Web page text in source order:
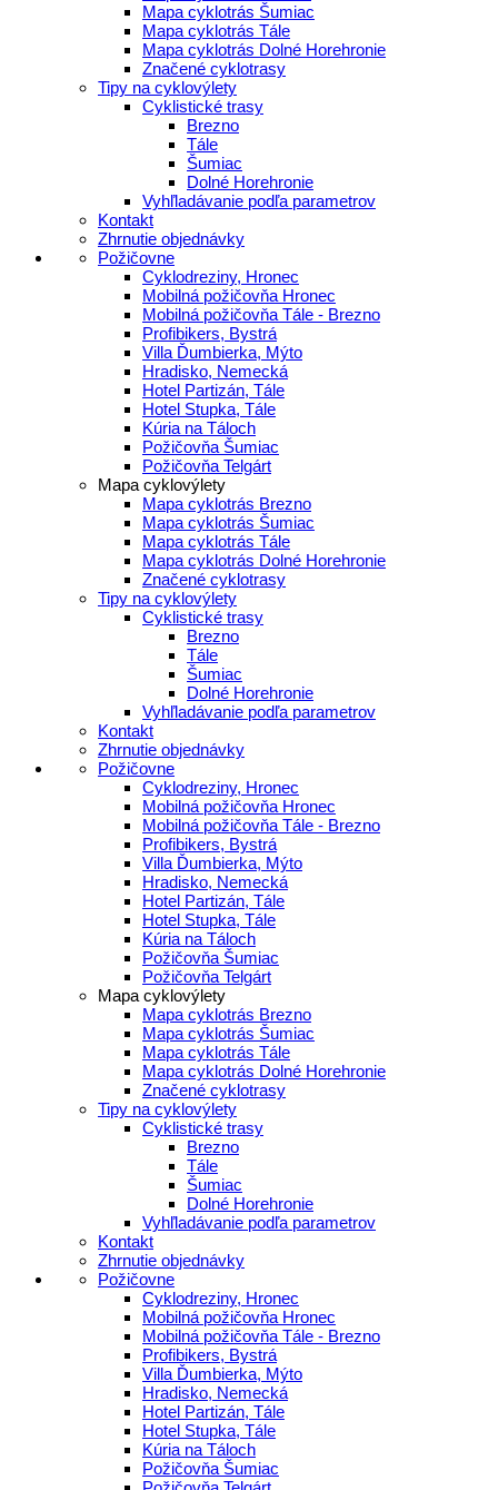
Mapa cyklotrás Šumiac
Mapa cyklotrás Tále
Mapa cyklotrás Dolné Horehronie
Značené cyklotrasy
Tipy na cyklovýlety
Cyklistické trasy
Brezno
Tále
Šumiac
Dolné Horehronie
Vyhľladávanie podľa parametrov
Kontakt
Zhrnutie objednávky
Požičovne
Cyklodreziny, Hronec
Mobilná požičovňa Hronec
Mobilná požičovňa Tále - Brezno
Profibikers, Bystrá
Villa Ďumbierka, Mýto
Hradisko, Nemecká
Hotel Partizán, Tále
Hotel Stupka, Tále
Kúria na Táloch
Požičovňa Šumiac
Požičovňa Telgárt
Mapa cyklovýlety
Mapa cyklotrás Brezno
Mapa cyklotrás Šumiac
Mapa cyklotrás Tále
Mapa cyklotrás Dolné Horehronie
Značené cyklotrasy
Tipy na cyklovýlety
Cyklistické trasy
Brezno
Tále
Šumiac
Dolné Horehronie
Vyhľladávanie podľa parametrov
Kontakt
Zhrnutie objednávky
Požičovne
Cyklodreziny, Hronec
Mobilná požičovňa Hronec
Mobilná požičovňa Tále - Brezno
Profibikers, Bystrá
Villa Ďumbierka, Mýto
Hradisko, Nemecká
Hotel Partizán, Tále
Hotel Stupka, Tále
Kúria na Táloch
Požičovňa Šumiac
Požičovňa Telgárt
Mapa cyklovýlety
Mapa cyklotrás Brezno
Mapa cyklotrás Šumiac
Mapa cyklotrás Tále
Mapa cyklotrás Dolné Horehronie
Značené cyklotrasy
Tipy na cyklovýlety
Cyklistické trasy
Brezno
Tále
Šumiac
Dolné Horehronie
Vyhľladávanie podľa parametrov
Kontakt
Zhrnutie objednávky
Požičovne
Cyklodreziny, Hronec
Mobilná požičovňa Hronec
Mobilná požičovňa Tále - Brezno
Profibikers, Bystrá
Villa Ďumbierka, Mýto
Hradisko, Nemecká
Hotel Partizán, Tále
Hotel Stupka, Tále
Kúria na Táloch
Požičovňa Šumiac